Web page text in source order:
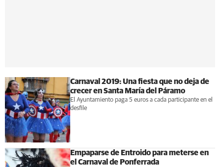
Carnaval 2019: Una fiesta que no deja de
crecer en Santa María del Páramo
El Ayuntamiento paga 5 euros a cada participante en el
desfile
Empaparse de Entroido para meterse en
el Carnaval de Ponferrada